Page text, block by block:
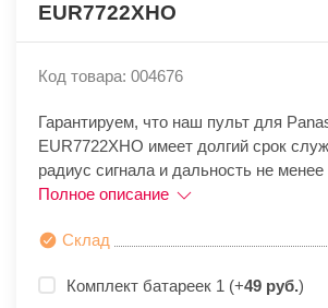
EUR7722XHO
Код товара: 004676
Гарантируем, что наш пульт для
EUR7722XHO имеет долгий срок
радиус сигнала и дальность не менее
Полное описание
Склад
Комплект батареек 1 (+49 руб.)